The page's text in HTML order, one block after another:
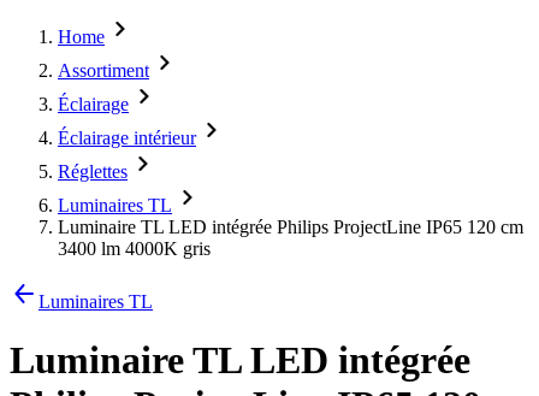
Home
Assortiment
Éclairage
Éclairage intérieur
Réglettes
Luminaires TL
Luminaire TL LED intégrée Philips ProjectLine IP65 120 cm
3400 lm 4000K gris
Luminaires TL
Luminaire TL LED intégrée